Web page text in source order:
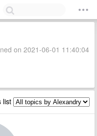
on 2021-06-01 11:40:04
list